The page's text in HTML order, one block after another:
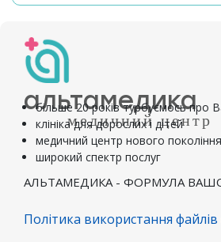
альтамедика
медичний центр
більше 20 років турбуємось про
клініка для дорослих і дітей
медичний центр нового покоління
широкий спектр послуг
АЛЬТАМЕДИКА - ФОРМУЛА
Політика використання